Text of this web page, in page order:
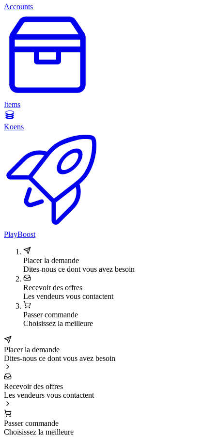
Accounts
Items
Koens
PlayBoost
Placer la demande
Dites-nous ce dont vous avez besoin
Recevoir des offres
Les vendeurs vous contactent
Passer commande
Choisissez la meilleure
Placer la demande
Dites-nous ce dont vous avez besoin
Recevoir des offres
Les vendeurs vous contactent
Passer commande
Choisissez la meilleure